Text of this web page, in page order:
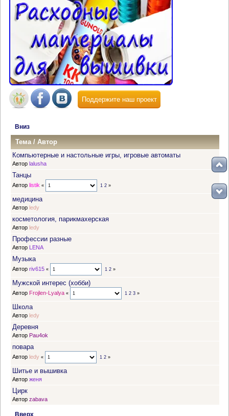
Поддержите наш проект
Вниз
Тема/Автор
Компьютерные и настольные игры, игровые автоматы
Автор lalusha
Танцы
Автор listik « 1 2»
медицина
Автор ledy
косметология, парикмахерская
Автор ledy
Профессии разные
Автор LENA
Музыка
Автор riv615 « 1 2»
Мужской интерес (хобби)
Автор Frojlen-Lyalya « 1 2 3»
Школа
Автор ledy
Деревня
Автор Pau4ok
повара
Автор ledy « 1 2»
Шитье и вышивка
Автор женя
Цирк
Автор zabava
Вверх